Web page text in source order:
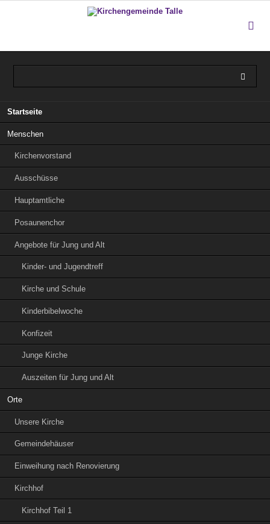
Startseite
Menschen
Kirchenvorstand
Ausschüsse
Hauptamtliche
Posaunenchor
Angebote für Jung und Alt
Kinder- und Jugendtreff
Kirche und Schule
Kinderbibelwoche
Konfizeit
Junge Kirche
Auszeiten für Jung und Alt
Orte
Unsere Kirche
Gemeindehäuser
Einweihung nach Renovierung
Kirchhof
Kirchhof Teil 1